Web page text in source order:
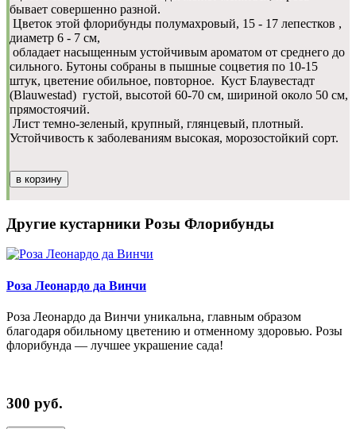
бывает совершенно разной.
Цветок этой флорибунды полумахровый, 15 - 17 лепестков ,
диаметр 6 - 7 см,
обладает насыщенным устойчивым ароматом от среднего до
сильного. Бутоны собраны в пышные соцветия по 10-15
штук, цветение обильное, повторное. Куст Блаувестадт
(Blauwestad) густой, высотой 60-70 см, шириной около 50 см,
прямостоячий.
Лист темно-зеленый, крупный, глянцевый, плотный.
Устойчивость к заболеваниям высокая, морозостойкий сорт.
в корзину
Другие кустарники Розы Флорибунды
Роза Леонардо да Винчи
Роза Леонардо да Винчи уникальна, главным образом
благодаря обильному цветению и отменному здоровью. Розы
флорибунда — лучшее украшение сада!
300 руб.